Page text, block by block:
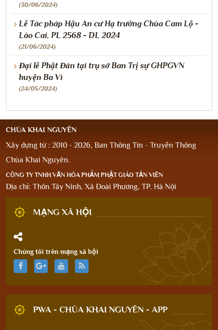
(30/06/2024)
Lễ Tác pháp Hậu An cư Hạ trường Chùa Cam Lộ -
Lào Cai, PL 2568 - DL 2024
(21/06/2024)
Đại lễ Phật Đản tại trụ sở Ban Trị sự GHPGVN
huyện Ba Vì
(24/05/2024)
CHÙA KHAI NGUYÊN
Xây dựng từ : 2010 - 2026, Ban Thông Tin - Truyền Thông
Chùa Khai Nguyên.
CÔNG TY TNHH VĂN HÓA PHẨM PHẬT GIÁO TẢN VIÊN
Địa chỉ: Thôn Tây Ninh, Xã Đoài Phương, TP. Hà Nội
MẠNG XÃ HỘI
Chúng tôi trên mạng xã hội
PWA - CHÙA KHAI NGUYÊN - APP